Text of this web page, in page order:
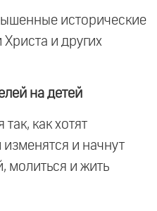
исторические
и других
на детей
как хотят
и начнут
молиться и жить